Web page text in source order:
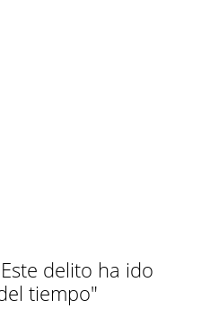
delito ha ido
tiempo"